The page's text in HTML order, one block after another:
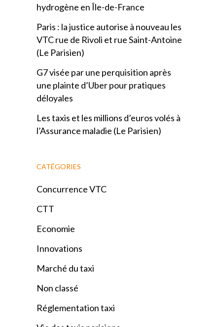
hydrogène en Île-de-France
Paris : la justice autorise à nouveau les
VTC rue de Rivoli et rue Saint-Antoine
(Le Parisien)
G7 visée par une perquisition après
une plainte d’Uber pour pratiques
déloyales
Les taxis et les millions d’euros volés à
l’Assurance maladie (Le Parisien)
CATÉGORIES
Concurrence VTC
CTT
Economie
Innovations
Marché du taxi
Non classé
Réglementation taxi